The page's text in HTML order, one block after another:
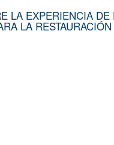
LA EXPERIENCIA
LA